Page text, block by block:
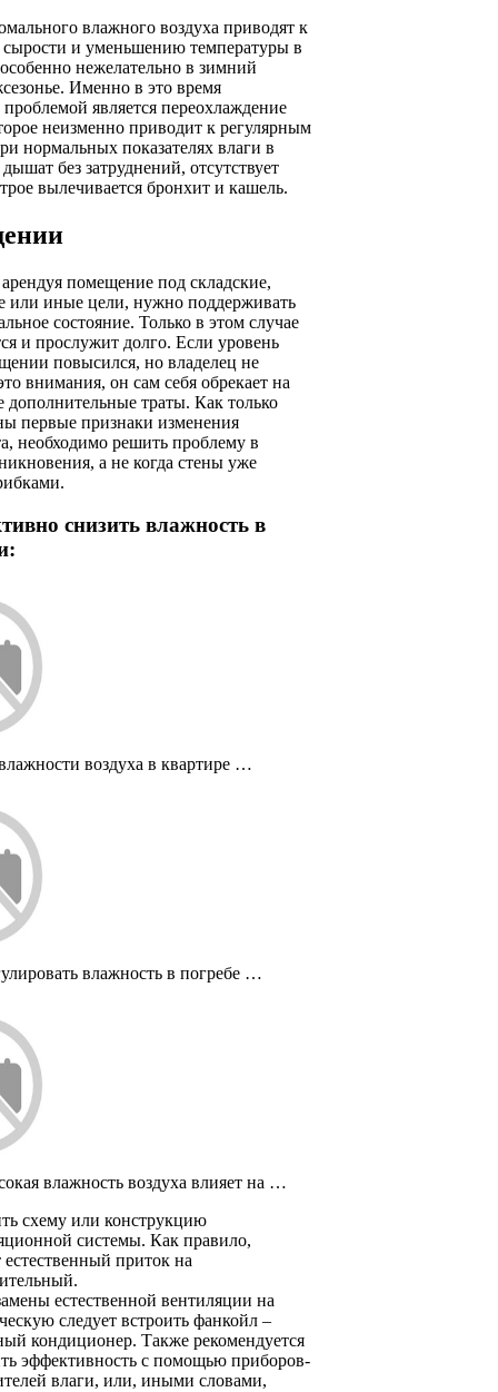
влажного воздуха приводят к
и уменьшению температуры в
нежелательно в зимний
Именно в это время
является переохлаждение
неизменно приводит к регулярным
нормальных показателях влаги в
без затруднений, отсутствует
вылечивается бронхит и кашель.
помещение под складские,
или иные цели, нужно поддерживать
состояние. Только в этом случае
и прослужит долго. Если уровень
повысился, но владелец не
внимания, он сам себя обрекает на
траты. Как только
первые признаки изменения
необходимо решить проблему в
а не когда стены уже
снизить влажность в
воздуха в квартире …
влажность в погребе …
влажность воздуха влияет на …
схему или конструкцию
системы. Как правило,
приток на
естественной вентиляции на
следует встроить фанкойл –
кондиционер. Также рекомендуется
эффективность с помощью приборов-
влаги, или, иными словами,